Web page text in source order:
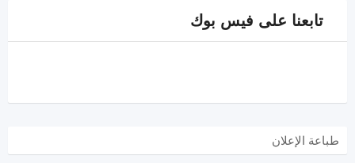
تابعنا على فيس بوك
طباعة الإعلان